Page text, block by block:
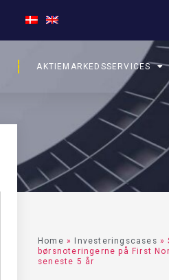
AKTIEMARKEDSSERVICES
Home » Investeringscases »
børsnoteringerne på First
seneste 5 år